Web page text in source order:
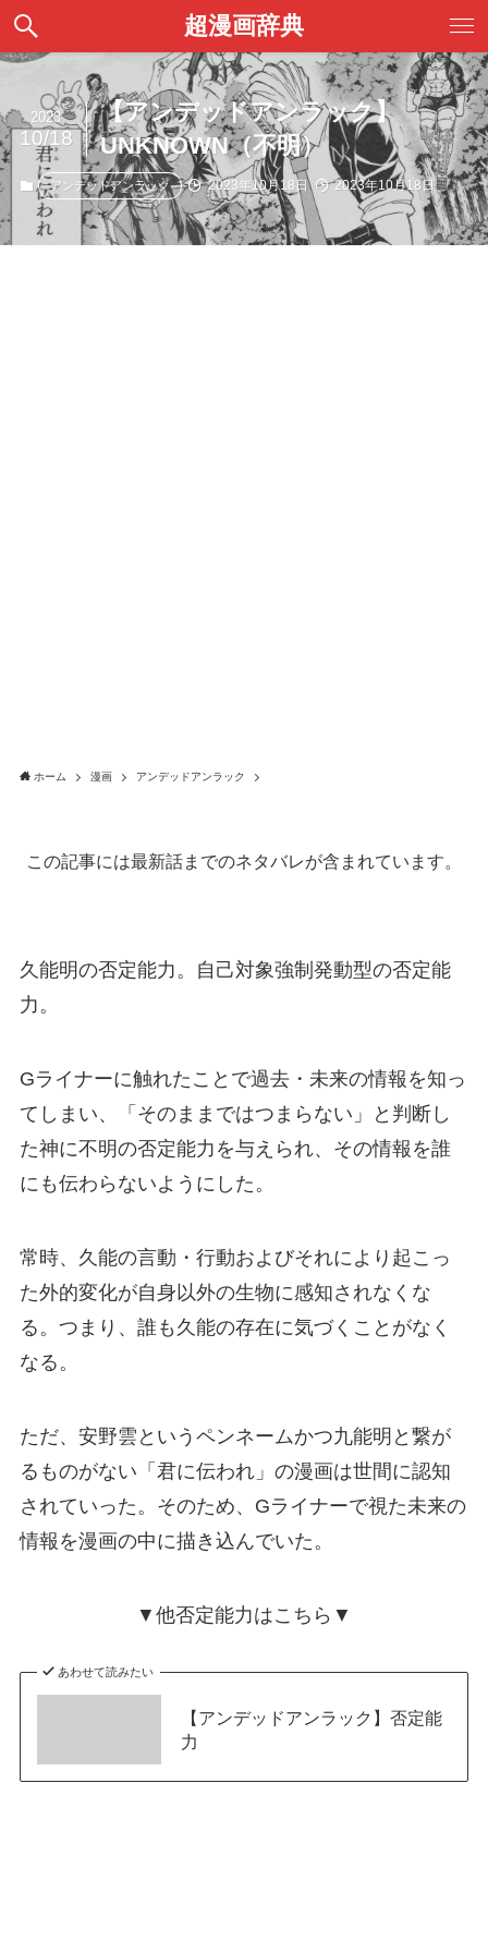
超漫画辞典
【アンデッドアンラック】
UNKNOWN（不明）
2023
10/18
アンデッドアンラック 2023年10月18日 2023年10月18日
ホーム 漫画 アンデッドアンラック
この記事には最新話までのネタバレが含まれています。
久能明の否定能力。自己対象強制発動型の否定能
力。
Gライナーに触れたことで過去・未来の情報を知っ
てしまい、「そのままではつまらない」と判断し
た神に不明の否定能力を与えられ、その情報を誰
にも伝わらないようにした。
常時、久能の言動・行動およびそれにより起こっ
た外的変化が自身以外の生物に感知されなくな
る。つまり、誰も久能の存在に気づくことがなく
なる。
ただ、安野雲というペンネームかつ九能明と繋が
るものがない「君に伝われ」の漫画は世間に認知
されていった。そのため、Gライナーで視た未来の
情報を漫画の中に描き込んでいた。
▼他否定能力はこちら▼
あわせて読みたい
【アンデッドアンラック】否定能
力